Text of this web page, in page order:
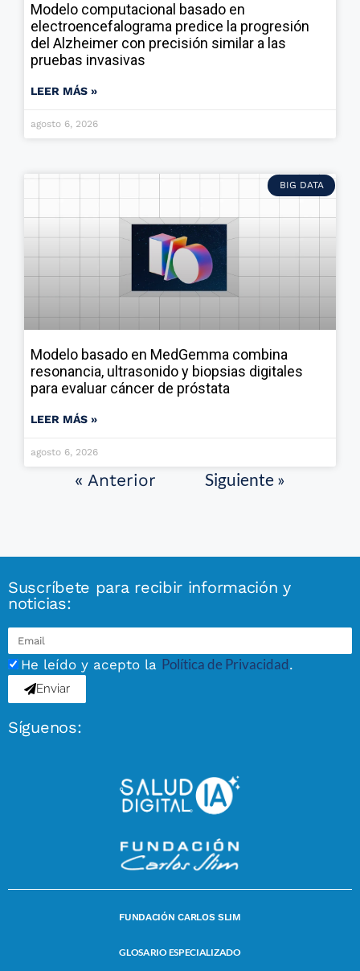
Modelo computacional basado en
electroencefalograma predice la progresión
del Alzheimer con precisión similar a las
pruebas invasivas
LEER MÁS »
agosto 6, 2026
BIG DATA
Modelo basado en MedGemma combina
resonancia, ultrasonido y biopsias digitales
para evaluar cáncer de próstata
LEER MÁS »
agosto 6, 2026
« Anterior Siguiente »
Suscríbete para recibir información y
noticias:
He leído y acepto la Política de Privacidad.
Enviar
Síguenos:
FUNDACIÓN CARLOS SLIM
GLOSARIO ESPECIALIZADO